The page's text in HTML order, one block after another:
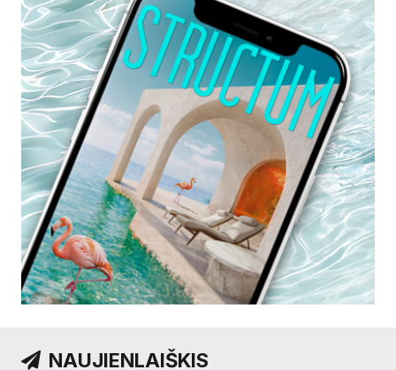
NAUJIENLAIŠKIS